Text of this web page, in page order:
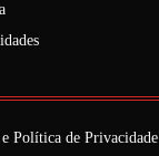
Política de Privacidade